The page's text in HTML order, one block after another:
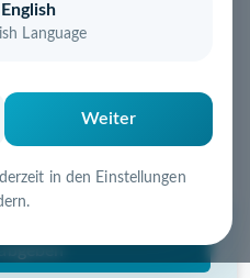
English
Language
Weiter
in den Einstellungen
bald Ihnen gehören!
zur eigenen